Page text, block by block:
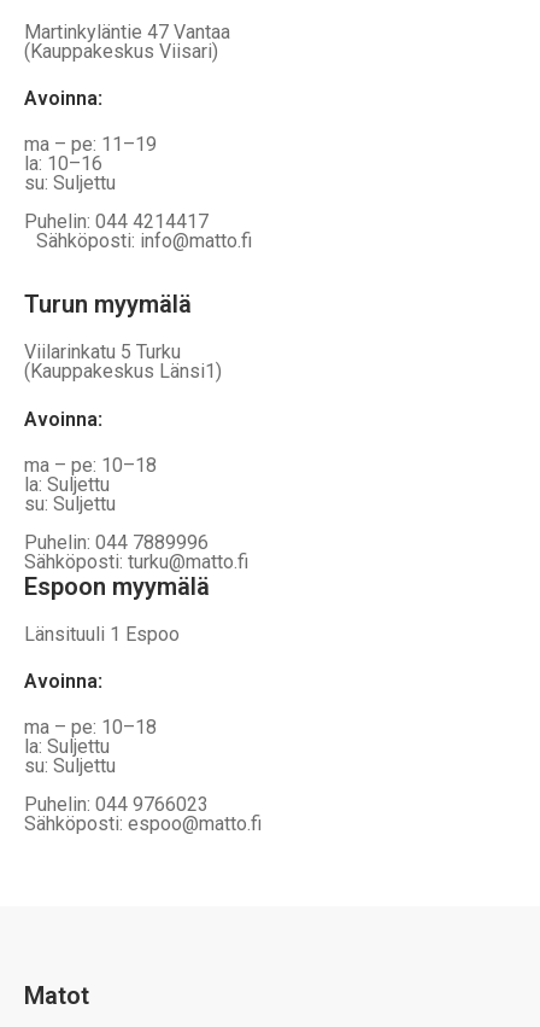
Martinkyläntie 47 Vantaa
(Kauppakeskus Viisari)
Avoinna:
ma – pe: 11–19
la: 10–16
su: Suljettu
Puhelin: 044 4214417
Sähköposti: info@matto.fi
Turun myymälä
Viilarinkatu 5 Turku
(Kauppakeskus Länsi1)
Avoinna:
ma – pe: 10–18
la: Suljettu
su: Suljettu
Puhelin: 044 7889996
Sähköposti: turku@matto.fi
Espoon myymälä
Länsituuli 1 Espoo
Avoinna:
ma – pe: 10–18
la: Suljettu
su: Suljettu
Puhelin: 044 9766023
Sähköposti: espoo@matto.fi
Matot